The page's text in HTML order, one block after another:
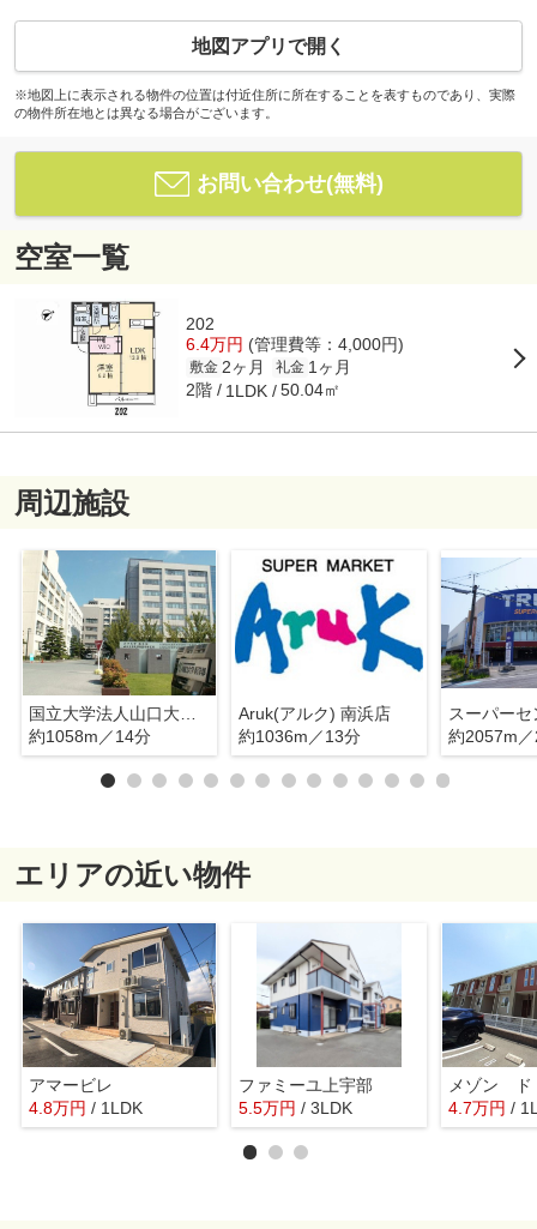
地図アプリで開く
※地図上に表示される物件の位置は付近住所に所在することを表すものであり、実際
の物件所在地とは異なる場合がございます。
お問い合わせ(無料)
空室一覧
202
6.4万円 (管理費等：4,000円)
敷金 2ヶ月 礼金 1ヶ月
2階 1LDK 50.04㎡
周辺施設
国立大学法人山口大学医学部
約1058m／14分
Aruk(アルク) 南浜店
約1036m／13分
約2057m
エリアの近い物件
アマービレ
4.8万円 / 1LDK
ファミーユ上宇部
5.5万円 / 3LDK
メゾン
4.7万円 /